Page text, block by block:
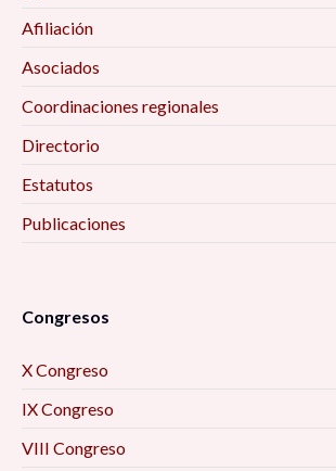
Afiliación
Asociados
Coordinaciones regionales
Directorio
Estatutos
Publicaciones
Congresos
X Congreso
IX Congreso
VIII Congreso